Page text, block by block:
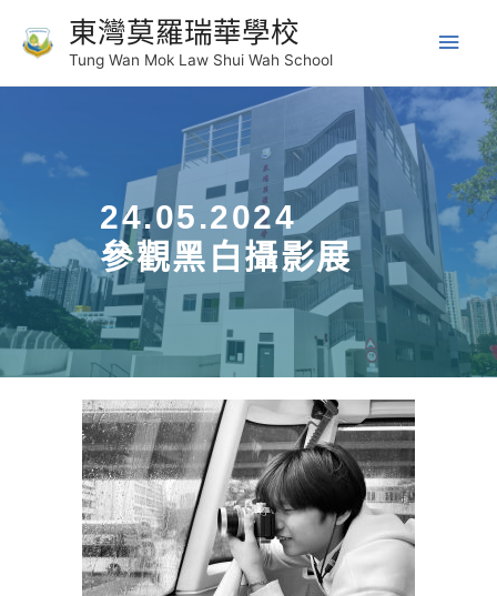
東灣莫羅瑞華學校
Tung Wan Mok Law Shui Wah School
24.05.2024
參觀黑白攝影展